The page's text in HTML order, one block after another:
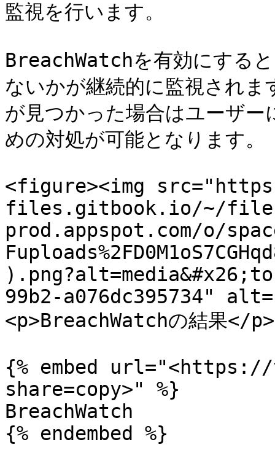
監視を行います。
BreachWatchを有効にする
ないかが継続的に監視され
が見つかった場合はユーザ
めの対処が可能となります。
<figure><img
files.gitbook.io/~/
prod.appspot.com/o/
99b2-a076dc395734"
<p>BreachWatchの結果
{% embed url="<https://
share=copy>" %}
BreachWatch
{% endembed %}